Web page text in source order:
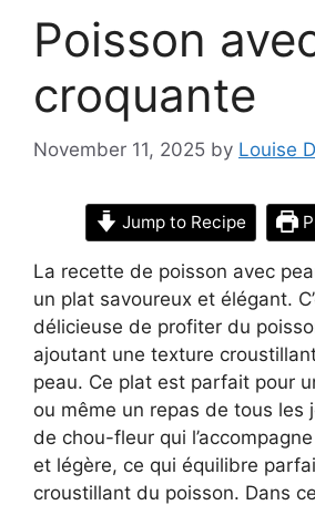
Poisson
croquante
November 11, 2025 by Louise
Jump to Recipe
La recette de poisson avec
un plat savoureux et élégant.
délicieuse de profiter du
ajoutant une texture
peau. Ce plat est parfait pour
ou même un repas de tous les
de chou-fleur qui
et légère, ce qui équilibre
croustillant du poisson. Dans